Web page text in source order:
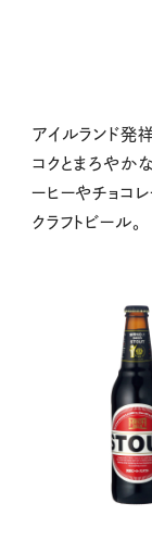
アイルランド発
コクとまろやか
ーヒーやチョコ
クラフトビール。